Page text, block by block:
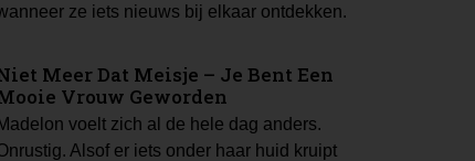
ze iets nieuws bij elkaar ontdekken.
Meer Dat Meisje – Je Bent Een
Vrouw Geworden
Madelon voelt zich al de hele dag anders.
Alsof er iets onder haar huid kruipt